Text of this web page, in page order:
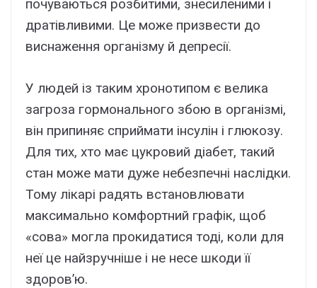
почуваються розбитими, знесиленими і
дратівливими. Це може призвести до
виснаження організму й депресії.
У людей із таким хронотипом є велика
загроза гормонального збою в організмі,
він припиняє сприймати інсулін і глюкозу.
Для тих, хто має цукровий діабет, такий
стан може мати дуже небезпечні наслідки.
Тому лікарі радять встановлювати
максимально комфортний графік, щоб
«сова» могла прокидатися тоді, коли для
неї це найзручніше і не несе шкоди її
здоров’ю.